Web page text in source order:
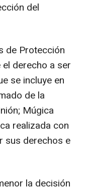
del
de Protección
derecho a ser
se incluye en
de la
Múgica
realizada con
sus derechos e
la decisión